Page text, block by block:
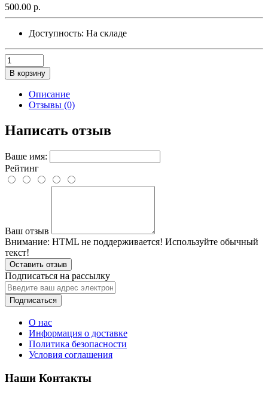
500.00 р.
Доступность: На складе
В корзину
Описание
Отзывы (0)
Написать отзыв
Ваше имя:
Рейтинг
Ваш отзыв
Внимание: HTML не поддерживается! Используйте обычный
текст!
Оставить отзыв
Подписаться на рассылку
Подписаться
О нас
Информация о доставке
Политика безопасности
Условия соглашения
Наши Контакты